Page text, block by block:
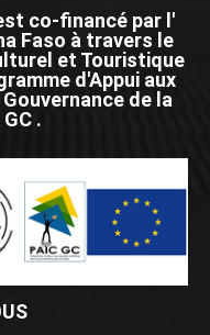
co-financé par l'
Faso à travers le
et Touristique
d'Appui aux
de la
.